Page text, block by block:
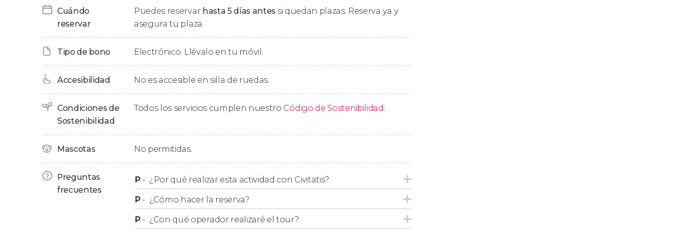
Recogida en el hotel
Esta excursión incluye la recogida en los hoteles de Victoria Falls. Si os alojáis en Zambia,
Tour por el lado de Zimbabue
Zimbabuede las Cataratas Victoria. En este tour no cruzaréis la frontera con Zambia, por lo
Nacional Mosi-Oa-Tunya de Zambia.
Cuándo
reservar
Puedes reservar hasta 5 días antes si quedan plazas. Reserva ya y
asegura tu plaza.
Tipo de bono Electrónico. Llévalo en tu móvil.
Accesibilidad No es accesible en silla de ruedas.
Condiciones de
Sostenibilidad
Todos los servicios cumplen nuestro Código de Sostenibilidad .
Mascotas No permitidas.
Preguntas
frecuentes
P- ¿Por qué realizar esta actividad con Civitatis?
P- ¿Cómo hacer la reserva?
P- ¿Con qué operador realizaré el tour?